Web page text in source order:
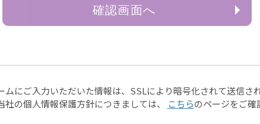
場合
産の保護のために必要がある場合であって、ご本人様
確認画面へ
ムにご入力いただいた情報は、SSLにより暗号化されて送信さ
社の個人情報保護方針につきましては、
こちらのページをご